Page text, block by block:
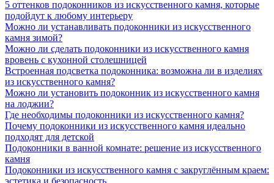
5 оттенков подоконников из искусственного камня, которые
подойдут к любому интерьеру
Можно ли устанавливать подоконники из искусственного
камня зимой?
Можно ли сделать подоконники из искусственного камня
вровень с кухонной столешницей
Встроенная подсветка подоконника: возможна ли в изделиях
из искусственного камня?
Можно ли установить подоконник из искусственного камня
на лоджии?
Где необходимы подоконники из искусственного камня?
Почему подоконники из искусственного камня идеально
подходят для детской
Подоконники в ванной комнате: решение из искусственного
камня
Подоконники из искусственного камня с закруглённым краем: